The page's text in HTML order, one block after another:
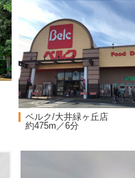
ベルク/大井緑ヶ丘店
約475m／6分